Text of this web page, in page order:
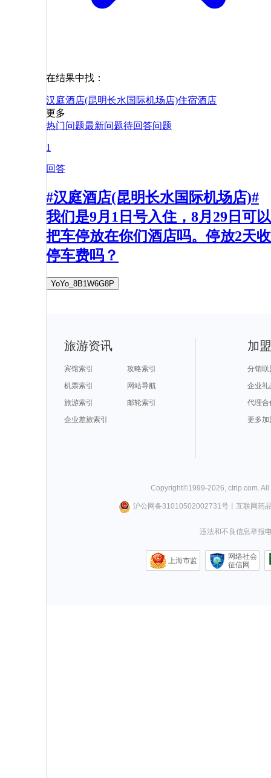
在结果中找：
汉庭酒店(昆明长水国际机场店)住宿酒店
更多
热门问题最新问题待回答问题
1
回答
#汉庭酒店(昆明长水国际机场店)#
我们是9月1日号入住，8月29日可以
把车停放在你们酒店吗。停放2天收
停车费吗？
YoYo_8B1W6G8P
旅游资讯
宾馆索引
攻略索引
机票索引
网站导航
旅游索引
邮轮索引
企业差旅索引
加
分销联
企业礼
代理合
更多加
Copyright©1999-2026 ctrip.com .
沪公网备31010502002731号丨 互联网药
违法和不良信息举报
上海市监
网络社会
征信网